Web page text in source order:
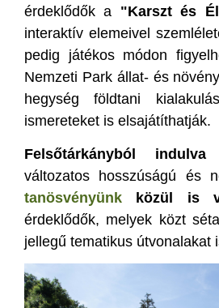
érdeklődők a "Karszt és
interaktív elemeivel
pedig játékos módon
Nemzeti Park állat- és
hegység földtani
ismereteket is elsajátíthatják.
Felsőtárkányból
változatos hosszúságú és
tanösvényünk
közül is
érdeklődők, melyek közt
jellegű tematikus útvonalakat